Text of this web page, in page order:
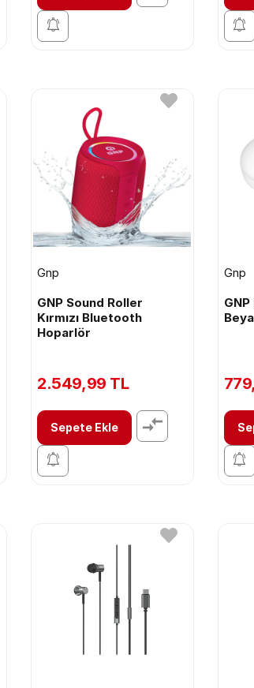
Gnp
GNP Sound Roller
Kırmızı Bluetooth
Hoparlör
2.549,99 TL
Sepete Ekle
Gnp